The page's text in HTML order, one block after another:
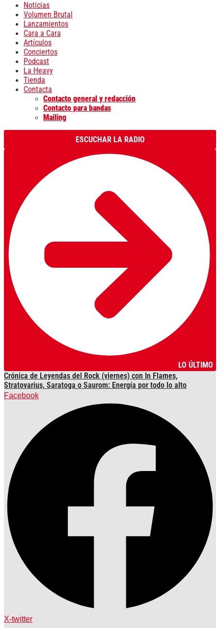
Noticias
Volumen Brutal
Lanzamientos
Cara a Cara
Artículos
Conciertos
Podcast
La Heavy
Tienda
Contacta
Contacto general y redacción
Contacto para bandas
Mailing
ESCUCHAR LA RADIO
LO ÚLTIMO
Crónica de Leyendas del Rock (viernes) con In Flames,
Stratovarius, Saratoga o Saurom: Energía por todo lo alto
Facebook
X-twitter